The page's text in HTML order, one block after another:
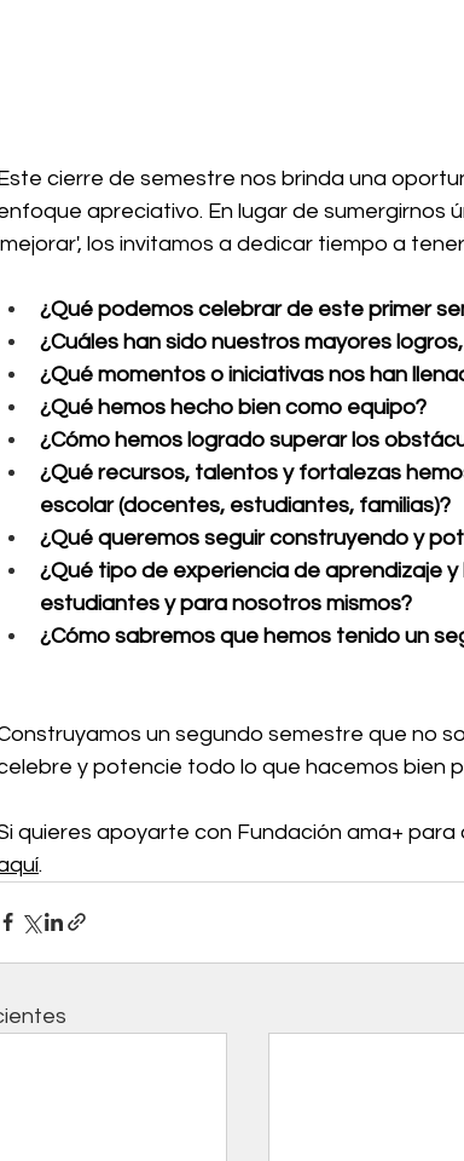
cierre de semestre nos brinda una
apreciativo. En lugar de sumergirnos
los invitamos a dedicar tiempo a
¿Qué podemos celebrar de este primer
¿Cuáles han sido nuestros mayores
¿Qué momentos o iniciativas nos han
¿Qué hemos hecho bien como equipo?
¿Cómo hemos logrado superar los
¿Qué recursos, talentos y fortalezas
escolar (docentes, estudiantes, familias)?
¿Qué queremos seguir construyendo y
¿Qué tipo de experiencia de aprendizaje
estudiantes y para nosotros mismos?
¿Cómo sabremos que hemos tenido un
un segundo semestre que no
y potencie todo lo que hacemos bien
quieres apoyarte con Fundación ama+
.